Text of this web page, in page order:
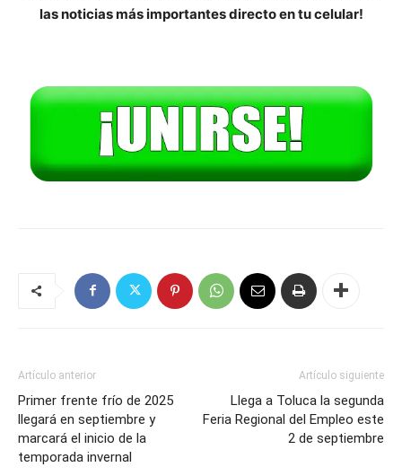
las noticias más importantes directo en tu celular!
Artículo anterior
Primer frente frío de 2025
llegará en septiembre y
marcará el inicio de la
temporada invernal
Artículo siguiente
Llega a Toluca la segunda
Feria Regional del Empleo este
2 de septiembre